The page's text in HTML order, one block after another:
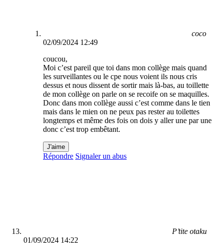
coco
02/09/2024 12:49
coucou,
Moi c’est pareil que toi dans mon collège mais quand
les surveillantes ou le cpe nous voient ils nous cris
dessus et nous dissent de sortir mais là-bas, au toillette
de mon collège on parle on se recoife on se maquilles.
Donc dans mon collège aussi c’est comme dans le tien
mais dans le mien on ne peux pas rester au toilettes
longtemps et même des fois on dois y aller une par une
donc c’est trop embêtant.
J'aime
Répondre Signaler un abus
P’tite otaku
01/09/2024 14:22